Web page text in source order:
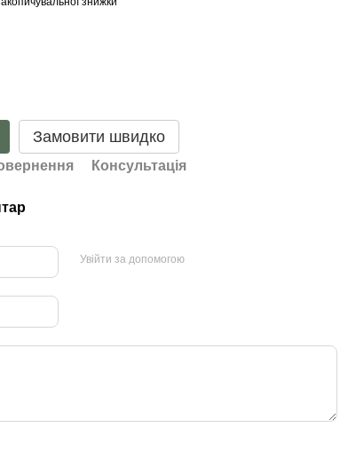
Замовити швидко
Консультація
Увійти за допомогою